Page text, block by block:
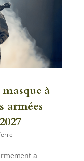
à
armées
a